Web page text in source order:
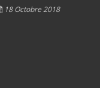
18 Octobre 2018